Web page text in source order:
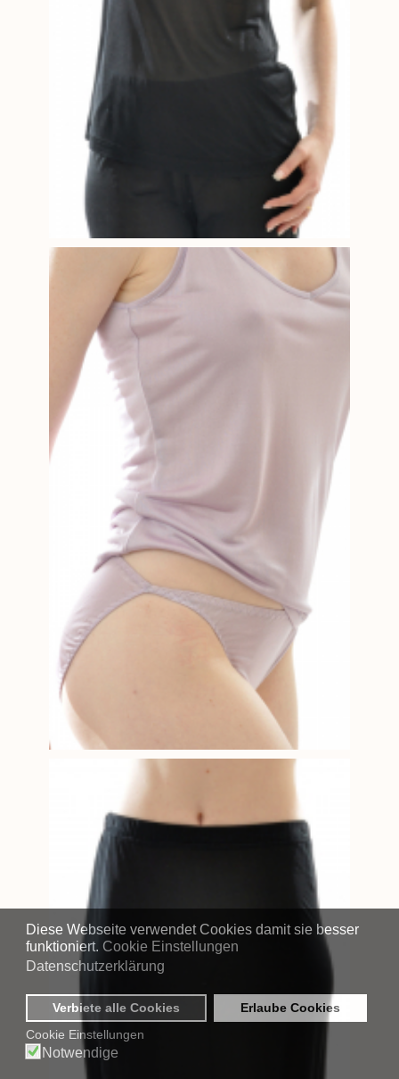
Diese Webseite verwendet Cookies damit sie besser
funktioniert. Cookie Einstellungen
Datenschutzerklärung
Verbiete alle Cookies
Erlaube Cookies
Cookie Einstellungen
Notwendige